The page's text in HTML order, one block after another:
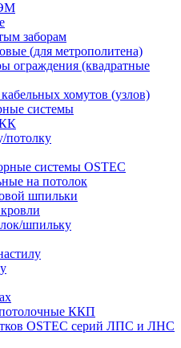
заборам
(для метрополитена)
ограждения (квадратные
хомутов (узлов)
системы
потолку
системы OSTEC
на потолок
шпильки
шпильку
ККП
OSTEC серий ЛПС и ЛНС